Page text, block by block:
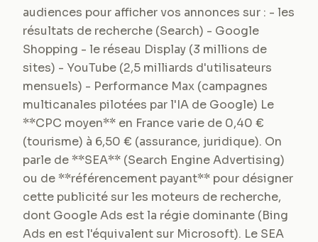
audiences pour afficher vos annonces sur : - les
résultats de recherche (Search) - Google
Shopping - le réseau Display (3 millions de
sites) - YouTube (2,5 milliards d'utilisateurs
mensuels) - Performance Max (campagnes
multicanales pilotées par l'IA de Google) Le
**CPC moyen** en France varie de 0,40 €
(tourisme) à 6,50 € (assurance, juridique). On
parle de **SEA** (Search Engine Advertising)
ou de **référencement payant** pour désigner
cette publicité sur les moteurs de recherche,
dont Google Ads est la régie dominante (Bing
Ads en est l'équivalent sur Microsoft). Le SEA